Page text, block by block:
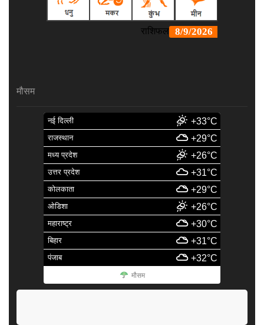
मौसम
नई दिल्ली +33°C
राजस्थान +29°C
मध्य प्रदेश +26°C
उत्तर प्रदेश +31°C
कोलकाता +29°C
ओडिशा +26°C
महाराष्ट्र +30°C
बिहार +31°C
पंजाब +32°C
मौसम